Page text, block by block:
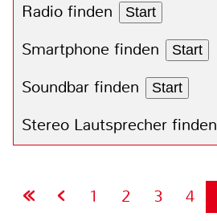
Radio finden Start
Smartphone finden Start
Soundbar finden Start
Stereo Lautsprecher finden
1 2 3 4